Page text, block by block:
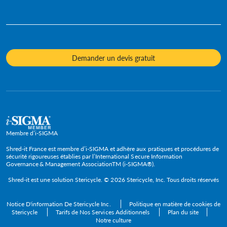
Destruction de Matériel Informatique
Service Ponctuel de Destruction de Documents
Recyclage DEEE
Hôtels & Hôtellerie
Responsables informatiques
Cadres dirigeants
TPE
PME et ETI
Secteurs
Fiches d'information
Livres blancs - Études de cas
FAQ
Notre culture
Procédures et valeursDemander un devis gratuit
Membre d’i-SIGMA
Shred-it France est membre d’i-SIGMA et adhère aux pratiques et procédures de
sécurité rigoureuses établies par l’International Secure Information
Governance & Management AssociationTM (i-SIGMA®).
Shred-it est une solutionStericycle. © 2026 Stericycle, Inc. Tous droits réservés
Notice D'information De Stericycle Inc.
Politique en matière de cookies de
Stericycle
Tarifs de Nos Services Additionnels
Plan du site
Notre culture